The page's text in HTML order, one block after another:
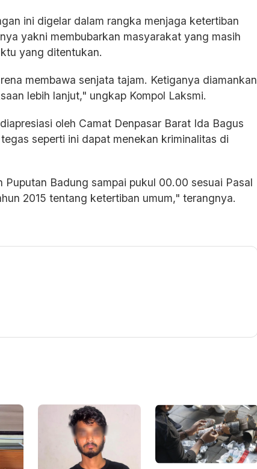
ini digelar dalam rangka menjaga ketertiban
yakni membubarkan masyarakat yang masih
yang ditentukan.
membawa senjata tajam. Ketiganya diamankan
lebih lanjut," ungkap Kompol Laksmi.
oleh Camat Denpasar Barat Ida Bagus
seperti ini dapat menekan kriminalitas di
Badung sampai pukul 00.00 sesuai Pasal
2015 tentang ketertiban umum," terangnya.